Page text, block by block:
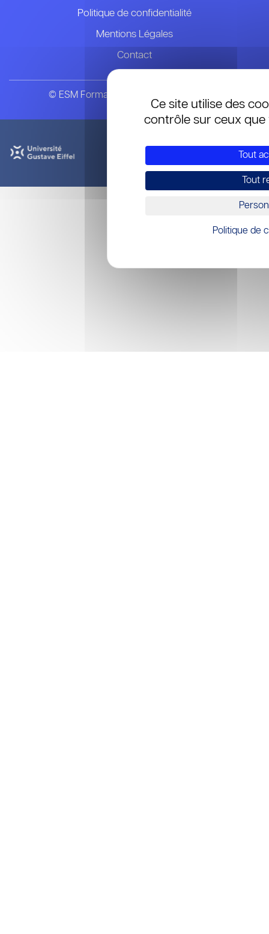
Ce site utilise des
contrôle sur ceux que
Tout
Tout
Politique de
Politique de confidentialité
Mentions Légales
Contact
© ESM Formation & Recherche en Soins